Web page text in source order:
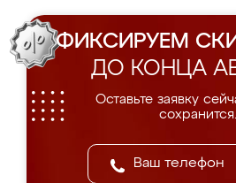
ФИКСИРУЕМ
ДО КОНЦА
Оставьте заявку
сохранится.